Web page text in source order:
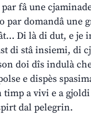
fâ une
par domandâ une
Di là di dut, e je
di stâ insiemi, di
doi dîs indulà
e dispès
timp a vivi e a
dal pelegrin.